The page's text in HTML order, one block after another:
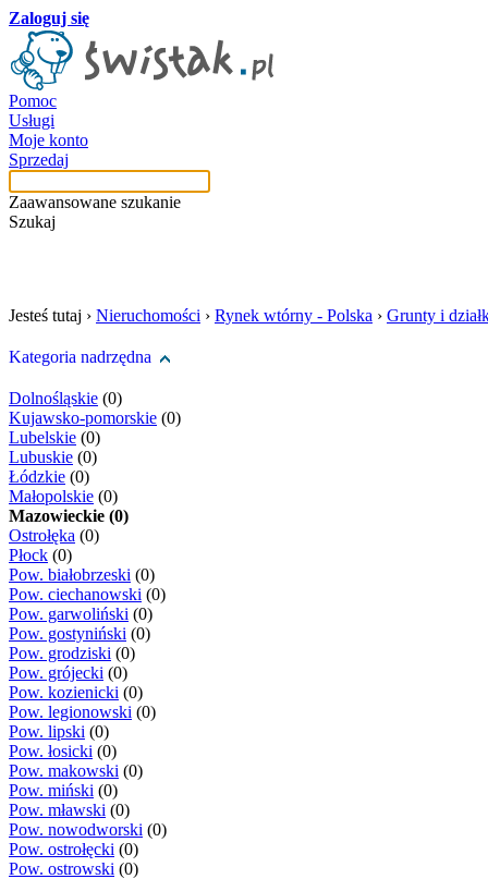
Zaloguj się
Pomoc
Usługi
Moje konto
Sprzedaj
Zaawansowane szukanie
Szukaj
Jesteś tutaj › Nieruchomości › Rynek wtórny - Polska › Grunty i
Kategoria nadrzędna
Dolnośląskie (0)
Kujawsko-pomorskie (0)
Lubelskie (0)
Lubuskie (0)
Łódzkie (0)
Małopolskie (0)
Mazowieckie (0)
Ostrołęka (0)
Płock (0)
Pow. białobrzeski (0)
Pow. ciechanowski (0)
Pow. garwoliński (0)
Pow. gostyniński (0)
Pow. grodziski (0)
Pow. grójecki (0)
Pow. kozienicki (0)
Pow. legionowski (0)
Pow. lipski (0)
Pow. łosicki (0)
Pow. makowski (0)
Pow. miński (0)
Pow. mławski (0)
Pow. nowodworski (0)
Pow. ostrołęcki (0)
Pow. ostrowski (0)